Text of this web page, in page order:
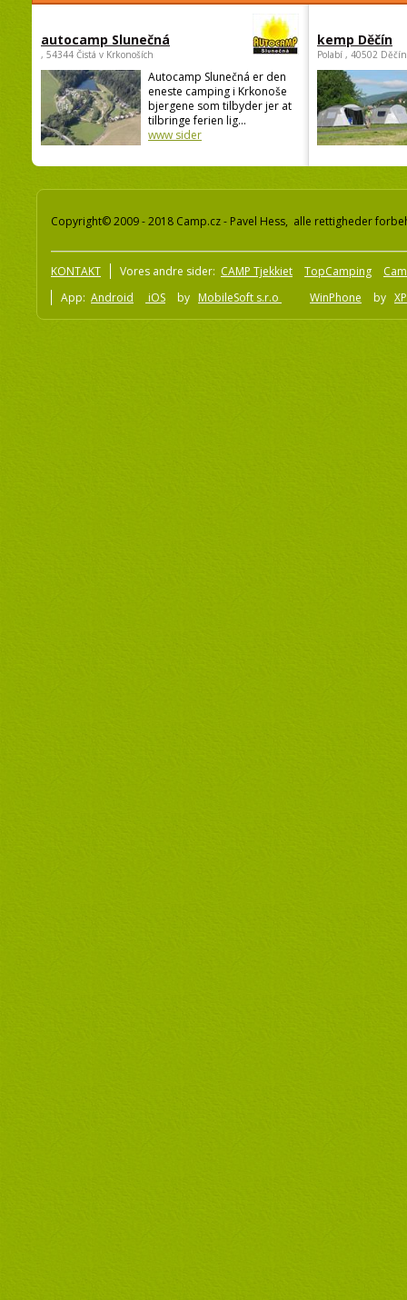
autocamp Slunečná
, 54344 Čistá v Krkonoších
Autocamp Slunečná er den
eneste camping i Krkonoše
bjergene som tilbyder jer at
tilbringe ferien lig...
www sider
kemp Děčín
Polabí , 40502 Děčín
Copyright© 2009 - 2018 Camp.cz - Pavel Hess, alle rettigheder
KONTAKT Vores andre sider: CAMP Tjekkiet TopCamping
App: Android iOS by MobileSoft s.r.o WinPhone by